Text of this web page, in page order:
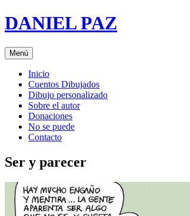
Saltar
al
DANIEL PAZ
Menú
Inicio
Cuentos Dibujados
Dibujo personalizado
Sobre el autor
Donaciones
No se puede
Contacto
Ser y parecer